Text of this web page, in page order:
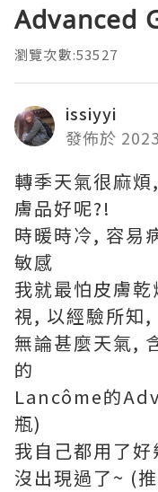
Advanced
瀏覽次數:53527
issiyyi
發佈於
轉季天氣很麻
膚品好呢?!
時暖時冷, 容易
敏感
我就最怕皮膚
視, 以經驗所知
無論甚麼天氣,
的
Lancôme的
瓶)
我自己都用了
沒出現過了~ (